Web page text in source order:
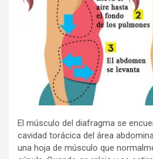
El músculo del diafragma se
cavidad torácica del área
una hoja de músculo que